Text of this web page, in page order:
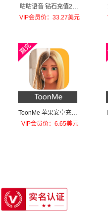
咕咕语音 钻石充值200
元钻石
VIP会员价：33.27美元
ToonMe 苹果安卓充值T
oonMe PRO
VIP会员价：6.65美元